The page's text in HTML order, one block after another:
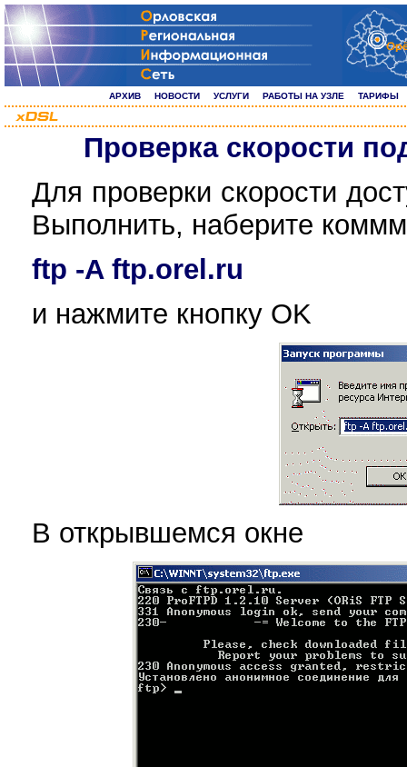
АРХИВ НОВОСТИ УСЛУГИ РАБОТЫ НА УЗЛЕ ТАРИФЫ
Проверка скорости
Для проверки скорости
Выполнить, наберите
ftp -A ftp.orel.ru
и нажмите кнопку OK
В открывшемся окне